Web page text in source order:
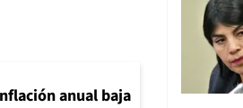
anual baja